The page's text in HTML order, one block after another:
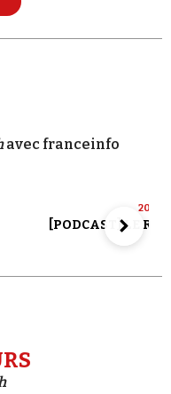
avec franceinfo
20
[PODCAST] LE